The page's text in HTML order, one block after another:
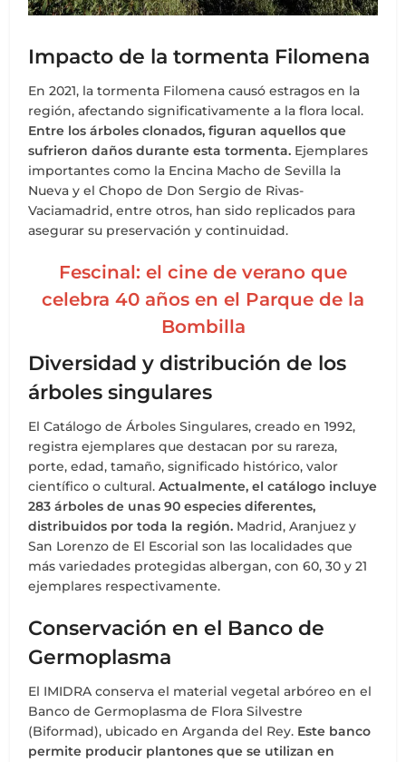
Impacto de la tormenta Filomena
En 2021, la tormenta Filomena causó estragos en la
región, afectando significativamente a la flora local.
Entre los árboles clonados, figuran aquellos que
sufrieron daños durante esta tormenta. Ejemplares
importantes como la Encina Macho de Sevilla la
Nueva y el Chopo de Don Sergio de Rivas-
Vaciamadrid, entre otros, han sido replicados para
asegurar su preservación y continuidad.
Fescinal: el cine de verano que
celebra 40 años en el Parque de la
Bombilla
Diversidad y distribución de los
árboles singulares
El Catálogo de Árboles Singulares, creado en 1992,
registra ejemplares que destacan por su rareza,
porte, edad, tamaño, significado histórico, valor
científico o cultural.Actualmente, el catálogo incluye
283 árboles de unas 90 especies diferentes,
distribuidos por toda la región. Madrid, Aranjuez y
San Lorenzo de El Escorial son las localidades que
más variedades protegidas albergan, con 60, 30 y 21
ejemplares respectivamente.
Conservación en el Banco de
Germoplasma
El IMIDRA conserva el material vegetal arbóreo en el
Banco de Germoplasma de Flora Silvestre
(Biformad), ubicado en Arganda del Rey. Este banco
permite producir plantones que se utilizan en